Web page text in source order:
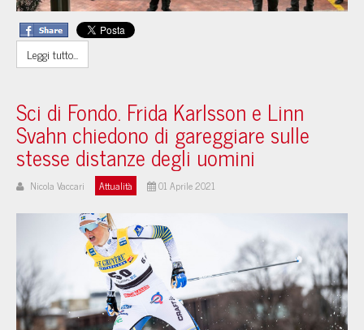
Leggi tutto...
Sci di Fondo. Frida Karlsson e Linn
Svahn chiedono di gareggiare sulle
stesse distanze degli uomini
Nicola Vaccari Attualità 01 Aprile 2021